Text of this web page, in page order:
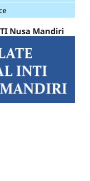
Nusa Mandiri